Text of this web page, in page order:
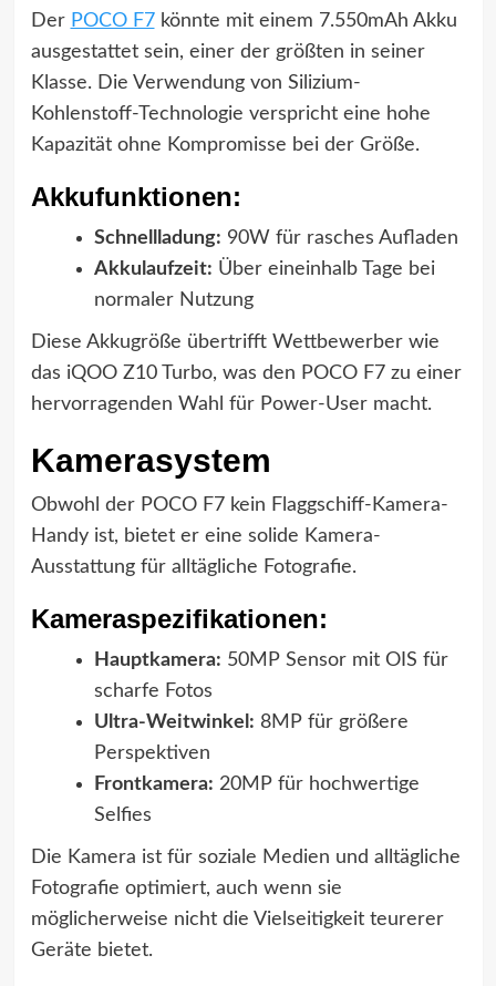
Der POCO F7könnte mit einem 7.550mAh Akku
ausgestattet sein, einer der größten in seiner
Klasse. Die Verwendung von Silizium-
Kohlenstoff-Technologie verspricht eine hohe
Kapazität ohne Kompromisse bei der Größe.
Akkufunktionen:
Schnellladung: 90W für rasches Aufladen
Akkulaufzeit: Über eineinhalb Tage bei
normaler Nutzung
Diese Akkugröße übertrifft Wettbewerber wie
das iQOO Z10 Turbo, was den POCO F7 zu einer
hervorragenden Wahl für Power-User macht.
Kamerasystem
Obwohl der POCO F7 kein Flaggschiff-Kamera-
Handy ist, bietet er eine solide Kamera-
Ausstattung für alltägliche Fotografie.
Kameraspezifikationen:
Hauptkamera: 50MP Sensor mit OIS für
scharfe Fotos
Ultra-Weitwinkel: 8MP für größere
Perspektiven
Frontkamera: 20MP für hochwertige
Selfies
Die Kamera ist für soziale Medien und alltägliche
Fotografie optimiert, auch wenn sie
möglicherweise nicht die Vielseitigkeit teurerer
Geräte bietet.